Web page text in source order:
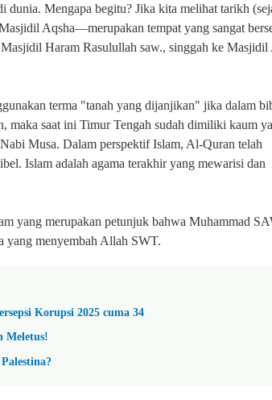
Mengapa begitu? Jika kita melihat tarikh
Aqsha—merupakan tempat yang sangat
Haram Rasulullah saw., singgah ke Masjidil
terma "tanah yang dijanjikan" jika dalam
maka saat ini Timur Tengah sudah dimiliki kaum
Musa. Dalam perspektif Islam, Al-Quran telah
Islam adalah agama terakhir yang mewarisi dan
yang merupakan petunjuk bahwa Muhammad
yang menyembah Allah SWT.
Korupsi 2025 cuma 34
Meletus!